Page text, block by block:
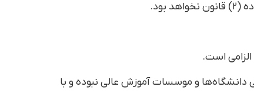
دانشگاه‌ها و موسسات آموزش عالی نبوده و با